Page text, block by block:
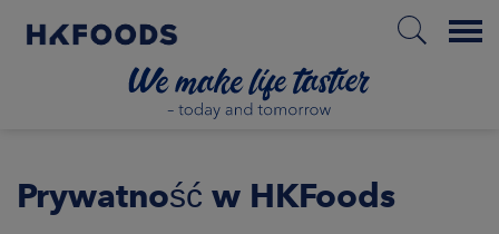
Menu
Prywatność w HKFoods